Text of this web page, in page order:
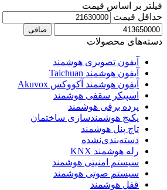
فیلتر بر اساس قیمت
حداقل قیمت
صافی
دسته‌های محصولات
آیفون تصویری هوشمند
آیفون هوشمند Taichuan
آیفون هوشمند آکووکس Akuvox
اسپیکر سقفی هوشمند
پرده برقی هوشمند
پکیج هوشمندسازی ساختمان
تاچ پنل هوشمند
دسته‌بندی‌نشده
رله هوشمند KNX
سیستم امنیتی هوشمند
سیستم صوتی هوشمند
قفل هوشمند